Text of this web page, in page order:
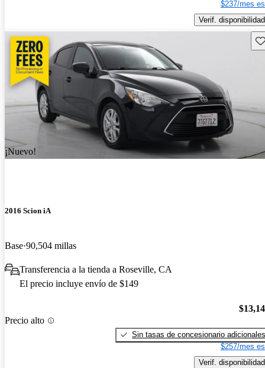
$237/mes
Verif. disponibilidad
¡Nuevo!
2016 Scion iA
Base 90,504 millas
Transferencia a la tienda a Roseville, CA
El precio incluye envío de $149
Precio alto
Sin tasas de concesionario adicionales
$257/mes
Verif. disponibilidad